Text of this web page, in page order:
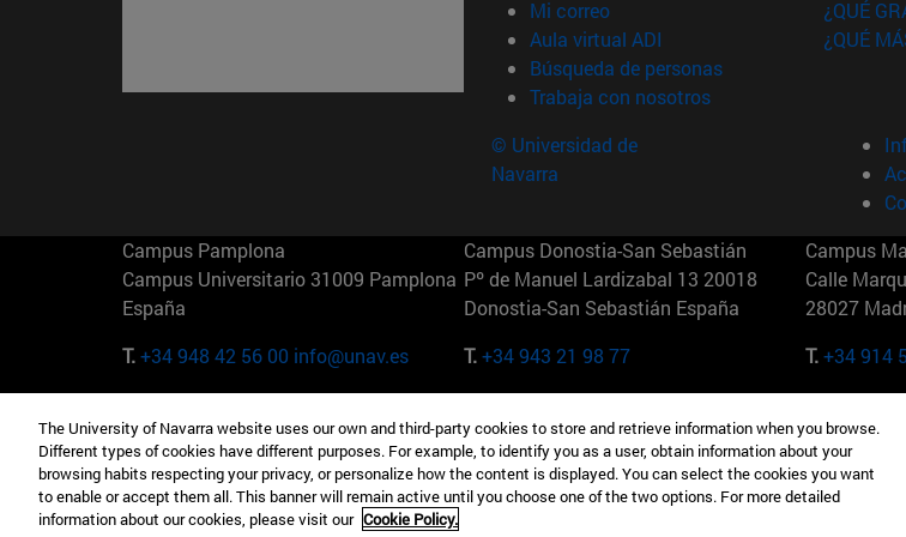
Mi correo(abre en nueva ventana)
Aula virtual ADI (abre en nueva ventana)
Búsqueda de personas(abre en nueva
Trabaja con nosotros(abre en nueva ventana)
¿QUÉ
¿QUÉ
© Universidad de
Navarra
Campus Pamplona
Campus Universitario 31009 Pamplona
España
T.+34 948 42 56 00 info@unav.es
Campus Donostia-San Sebastián
Pº de Manuel Lardizabal 13 20018
Donostia-San Sebastián España
T.+34 943 21 98 77
Campus
Calle
28027
T.+34 914
Camino del Cerro Águila 3 28023
Madrid España
T.+34 912 11 30 00
165 W 57th St 10019-2201 Nueva York
EE.UU
T.+1 646 346 8850
Maria-
Múnich
T.+49 89
The University of Navarra website uses our own and third-party cookies to store and retrieve information when you browse.
Different types of cookies have different purposes. For example, to identify you as a user, obtain information about your
browsing habits respecting your privacy, or personalize how the content is displayed. You can select the cookies you want
to enable or accept them all. This banner will remain active until you choose one of the two options. For more detailed
information about our cookies, please visit our Cookie Policy.